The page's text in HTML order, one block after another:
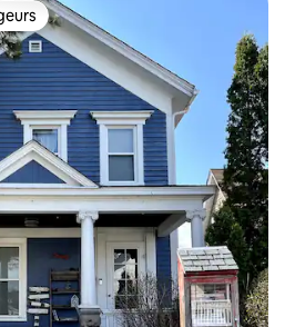
les plus appréciés